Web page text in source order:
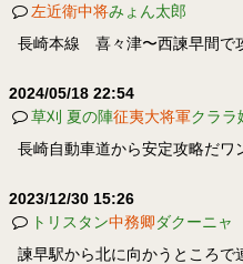
左近衛中将みょん太郎
長崎本線 喜々津〜西諫早間で
2024/05/18 22:54
草刈 夏の陣征夷大将軍クララ
長崎自動車道から安定攻略だワ
2023/12/30 15:26
トリスタン中務卿ダクーニャ
諫早駅から北に向かうところで